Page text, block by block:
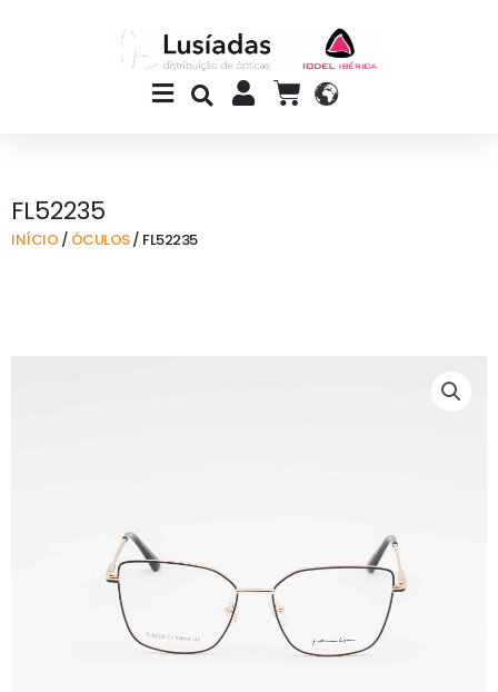
Main
Menu
CART
FL52235
INÍCIO / ÓCULOS/ FL52235